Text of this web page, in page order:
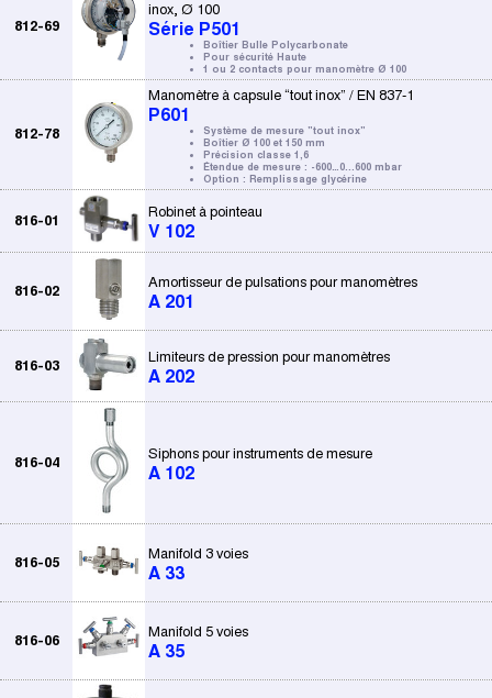
812-69
inox, Ø 100
Série P501
Boîtier Bulle Polycarbonate
Pour sécurité Haute
1 ou 2 contacts pour manomètre Ø 100
812-78
Manomètre à capsule “tout inox” / EN 837-1
P601
Système de mesure "tout inox"
Boîtier Ø 100 et 150 mm
Précision classe 1,6
Étendue de mesure : -600…0...600 mbar
Option : Remplissage glycérine
816-01
Robinet à pointeau
V 102
816-02
Amortisseur de pulsations pour manomètres
A 201
816-03
Limiteurs de pression pour manomètres
A 202
816-04
Siphons pour instruments de mesure
A 102
816-05
Manifold 3 voies
A 33
816-06
Manifold 5 voies
A 35